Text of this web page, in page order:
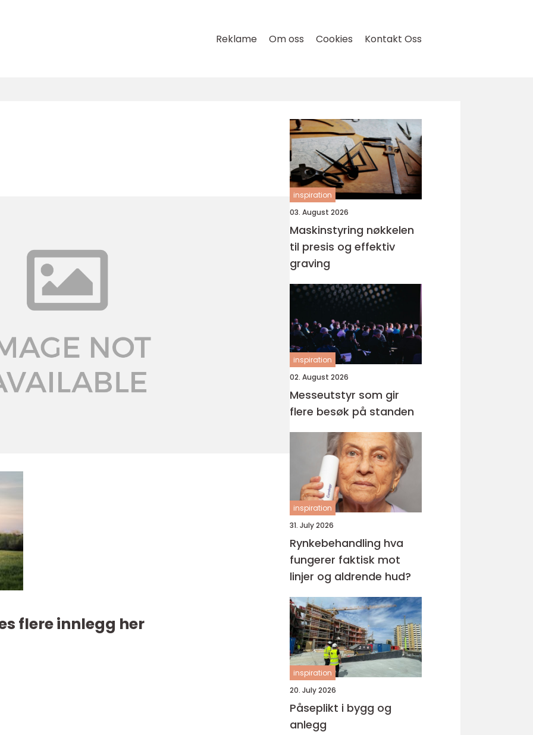
Reklame Om oss Cookies Kontakt Oss
flere innlegg her
inspiration
03. August 2026
Maskinstyring nøkkelen
til presis og effektiv
graving
inspiration
02. August 2026
Messeutstyr som gir
flere besøk på standen
inspiration
31. July 2026
Rynkebehandling hva
fungerer faktisk mot
linjer og aldrende hud?
inspiration
20. July 2026
Påseplikt i bygg og
anlegg